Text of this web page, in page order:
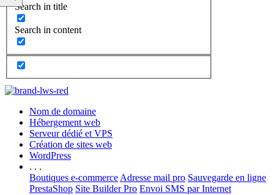
Search in title
Search in content
Nom de domaine
Hébergement web
Serveur dédié et VPS
Création de sites web
WordPress
. . .
Boutiques e-commerce Adresse mail pro Sauvegarde en ligne
PrestaShop Site Builder Pro Envoi SMS par Internet